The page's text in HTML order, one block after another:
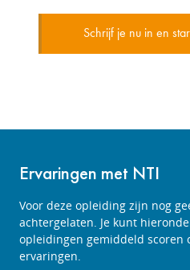
Schrijf je nu in en
Ervaringen met NTI
Voor deze opleiding zijn nog
achtergelaten. Je kunt
opleidingen gemiddeld scoren
ervaringen.